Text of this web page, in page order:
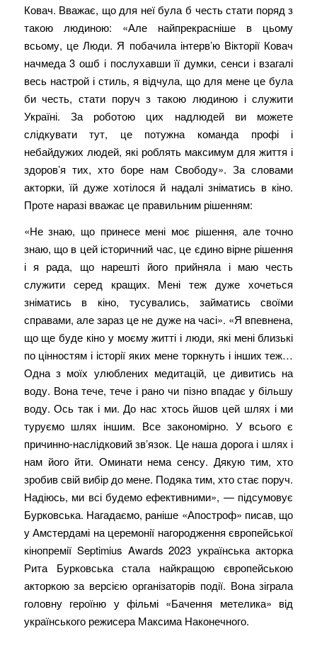
Ковач. Вважає, що для неї була б честь стати поряд з
такою людиною: «Але найпрекрасніше в цьому
всьому, це Люди. Я побачила інтервʼю Вікторії Ковач
начмеда 3 ошб і послухавши її думки, сенси і взагалі
весь настрой і стиль, я відчула, що для мене це була
би честь, стати поруч з такою людиною і служити
Україні. За роботою цих надлюдей ви можете
слідкувати тут, це потужна команда профі і
небайдужих людей, які роблять максимум для життя і
здоровʼя тих, хто боре нам Свободу». За словами
акторки, їй дуже хотілося й надалі зніматись в кіно.
Проте наразі вважає це правильним рішенням:
«Не знаю, що принесе мені моє рішення, але точно
знаю, що в цей історичний час, це єдино вірне рішення
і я рада, що нарешті його прийняла і маю честь
служити серед кращих. Мені теж дуже хочеться
зніматись в кіно, тусувались, займатись своїми
справами, але зараз це не дуже на часі». «Я впевнена,
що ще буде кіно у моєму житті і люди, які мені близькі
по цінностям і історії яких мене торкнуть і інших теж…
Одна з моїх улюблених медитацій, це дивитись на
воду. Вона тече, тече і рано чи пізно впадає у більшу
воду. Ось так і ми. До нас хтось йшов цей шлях і ми
туруємо шлях іншим. Все закономірно. У всього є
причинно-наслідковий звʼязок. Це наша дорога і шлях і
нам його йти. Оминати нема сенсу. Дякую тим, хто
зробив свій вибір до мене. Подяка тим, хто стає поруч.
Надіюсь, ми всі будемо ефективними», — підсумовує
Бурковська. Нагадаємо, раніше «Апостроф» писав, що
у Амстердамі на церемонії нагородження європейської
кінопремії Septimius Awards 2023 українська акторка
Рита Бурковська стала найкращою європейською
акторкою за версією організаторів події. Вона зіграла
головну героїню у фільмі «Бачення метелика» від
українського режисера Максима Наконечного.